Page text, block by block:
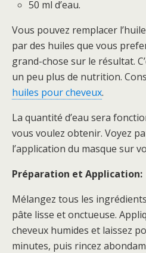
50 ml d’eau.
Vous pouvez remplacer l’huile
par des huiles que vous
grand-chose sur le résultat.
un peu plus de nutrition.
huiles pour cheveux.
La quantité d’eau sera
vous voulez obtenir. Voyez
l’application du masque sur
Préparation et Application:
Mélangez tous les
pâte lisse et onctueuse.
cheveux humides et laissez
minutes, puis rincez